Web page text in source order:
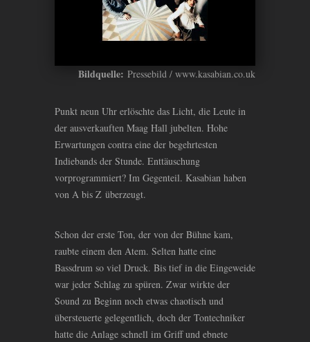
Bildquelle: Pressebild / www.kasabian.co.uk
Punkt neun Uhr erlöschte das Licht, die Leute in
der ausverkauften Maag Hall jubelten. Hohe
Erwartungen contra eine der begehrtesten
Indiebands der Stunde. Enttäuschung
vorprogrammiert? Im Gegenteil. Kasabian haben
von A bis Z überzeugt.
Schon der erste Ton, der von der Bühne kam,
raubte einem den Atem. Selten hatte eine
Bassdrum so viel Druck. Bis tief in die Eingeweide
war jeder Schlag zu spüren. Zwar wirkte der
Sound zu Beginn noch etwas chaotisch und
übersteuerte gelegentlich, doch der Tontechniker
hatte die Anlage schnell im Griff und ebnete